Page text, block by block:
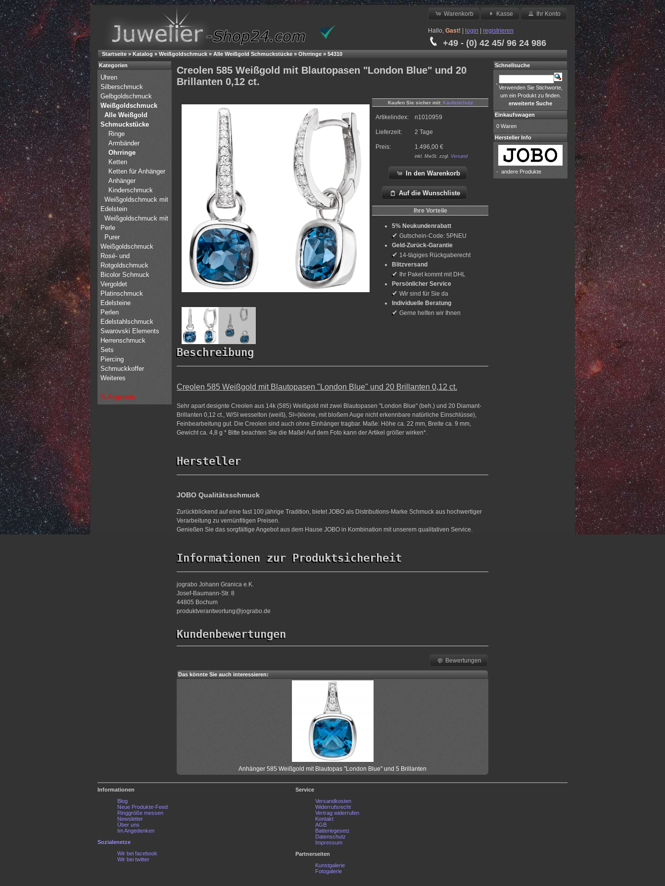
Warenkorb Kasse Ihr Konto
Hallo, Gast! login registrieren
+49 - (0) 42 45/ 96 24 986
Startseite » Katalog » Weißgoldschmuck » Alle Weißgold Schmuckstücke » Ohrringe » 54310
Creolen 585 Weißgold mit Blautopasen "London Blue" und 20
Brillanten 0,12 ct.
Kaufen Sie sicher mit: Käuferschutz
Artikelindex: n1010959
Lieferzeit: 2 Tage
Preis: 1.496,00 €
inkl. MwSt. zzgl. Versand
In den Warenkorb
Auf die Wunschliste
Ihre Vorteile
5% Neukundenrabatt
✔ Gutschein-Code: 5PNEU
Geld-Zurück-Garantie
✔ 14-tägiges Rückgaberecht
Blitzversand
✔
Ihr Paket kommt mit DHL
Persönlicher Service
✔ Wir sind für Sie da
Individuelle Beratung
✔ Gerne helfen wir Ihnen
Beschreibung
Creolen 585 Weißgold mit Blautopasen "London Blue" und 20 Brillanten 0,12 ct.
Sehr apart designte Creolen aus 14k (585) Weißgold mit zwei Blautopasen "London Blue" (beh.) und 20 Diamant-
Brillanten 0,12 ct., W/SI wesselton (weiß), SI=(kleine, mit bloßem Auge nicht erkennbare natürliche Einschlüsse),
Feinbearbeitung gut. Die Creolen sind auch ohne Einhänger tragbar. Maße: Höhe ca. 22 mm, Breite ca. 9 mm,
Gewicht ca. 4,8 g * Bitte beachten Sie die Maße! Auf dem Foto kann der Artikel größer wirken*.
Hersteller
JOBO Qualitätsschmuck
Zurückblickend auf eine fast 100 jährige Tradition, bietet JOBO als Distributions-Marke Schmuck aus hochwertiger
Verarbeitung zu vernünfitigen Preisen.
Genießen Sie das sorgfältige Angebot aus dem Hause JOBO in Kombination mit unserem qualitativen Service.
Informationen zur Produktsicherheit
jograbo Johann Granica e.K.
Josef-Baumann-Str. 8
44805 Bochum
produktverantwortung@jograbo.de
Kundenbewertungen
Bewertungen
Das könnte Sie auch interessieren:
Anhänger 585 Weißgold mit Blautopas "London Blue" und 5 Brillanten
Kategorien
Uhren
Silberschmuck
Gelbgoldschmuck
Weißgoldschmuck
Alle Weißgold
Schmuckstücke
Ringe
Armbänder
Ohrringe
Ketten
Ketten für Anhänger
Anhänger
Kinderschmuck
Weißgoldschmuck mit
Edelstein
Weißgoldschmuck mit
Perle
Purer
Weißgoldschmuck
Rosé- und
Rotgoldschmuck
Bicolor Schmuck
Vergoldet
Platinschmuck
Edelsteine
Perlen
Edelstahlschmuck
Swarovski Elements
Herrenschmuck
Sets
Piercing
Schmuckkoffer
Weiteres
% Angebote
Schnellsuche
Verwenden Sie Stichworte,
um ein Produkt zu finden.
erweiterte Suche
Einkaufswagen
0 Waren
Hersteller Info
- andere Produkte
Informationen
Blog
Neue Produkte-Feed
Ringgröße messen
Newsletter
Über uns
Im Angedenken
Sozialenetze
Wir bei facebook
Wir bei twitter
Service
Versandkosten
Widerrufsrecht
Vertrag widerrufen
Kontakt
AGB
Batteriegesetz
Datenschutz
Impressum
Partnerseiten
Kunstgalerie
Fotogalerie